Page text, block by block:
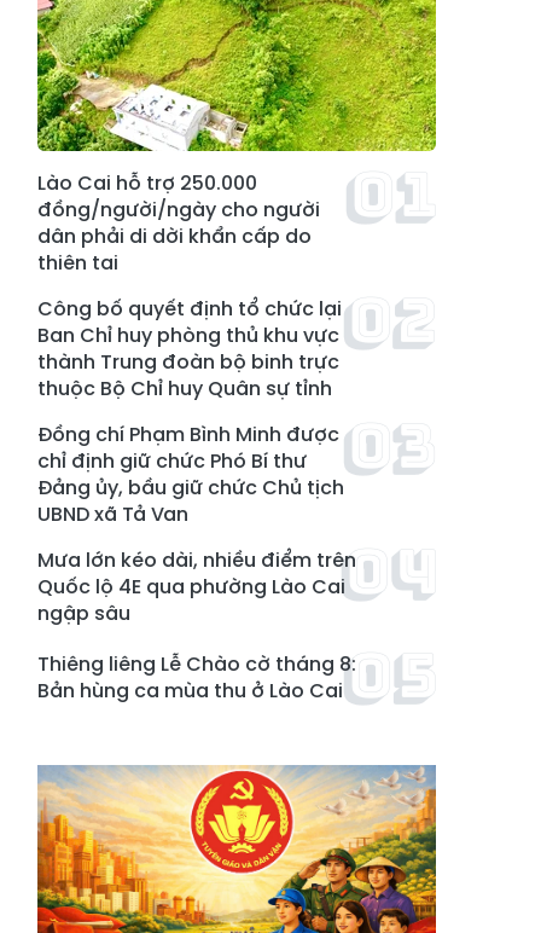
Lào Cai hỗ trợ 250.000
đồng/người/ngày cho người
dân phải di dời khẩn cấp do
thiên tai
Công bố quyết định tổ chức lại
Ban Chỉ huy phòng thủ khu vực
thành Trung đoàn bộ binh trực
thuộc Bộ Chỉ huy Quân sự tỉnh
Đồng chí Phạm Bình Minh được
chỉ định giữ chức Phó Bí thư
Đảng ủy, bầu giữ chức Chủ tịch
UBND xã Tả Van
Mưa lớn kéo dài, nhiều điểm trên
Quốc lộ 4E qua phường Lào Cai
ngập sâu
Thiêng liêng Lễ Chào cờ tháng 8:
Bản hùng ca mùa thu ở Lào Cai